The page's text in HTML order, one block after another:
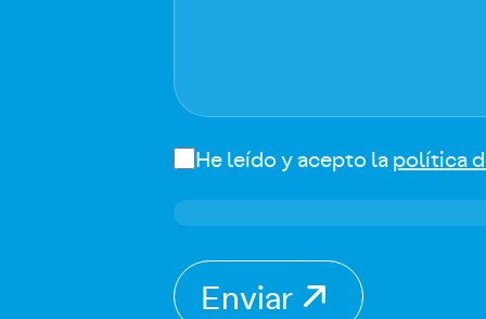
He leído y acepto lapolítica
Enviar